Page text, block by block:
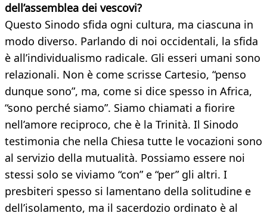
dell’assemblea dei vescovi?
Questo Sinodo sfida ogni cultura, ma ciascuna in
modo diverso. Parlando di noi occidentali, la sfida
è all’individualismo radicale. Gli esseri umani sono
relazionali. Non è come scrisse Cartesio, “penso
dunque sono”, ma, come si dice spesso in Africa,
“sono perché siamo”. Siamo chiamati a fiorire
nell’amore reciproco, che è la Trinità. Il Sinodo
testimonia che nella Chiesa tutte le vocazioni sono
al servizio della mutualità. Possiamo essere noi
stessi solo se viviamo “con” e “per” gli altri. I
presbiteri spesso si lamentano della solitudine e
dell’isolamento, ma il sacerdozio ordinato è al